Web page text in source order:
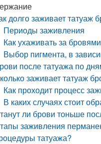
долго заживает татуаж
Периоды заживления
Как ухаживать за
Выбор пигмента, в
после татуажа по
заживает татуаж
Как проходит процесс
В каких случаях стоит
ли брови тоньше
заживления
татуажа?